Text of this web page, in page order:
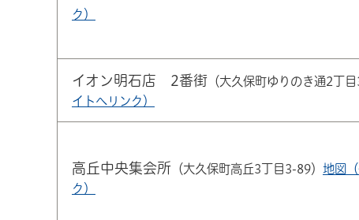
ク）
イオン明石店 2番街 （大久保町ゆりのき通2丁目
イトへリンク）
高丘中央集会所 （大久保町高丘3丁目3-89） 地図
ク）